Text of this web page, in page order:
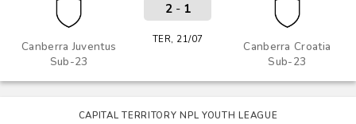
Canberra Juventus
Sub-23
Canberra Croatia
Sub-23
2- 1
TER, 21/07
CAPITAL TERRITORY NPL YOUTH LEAGUE